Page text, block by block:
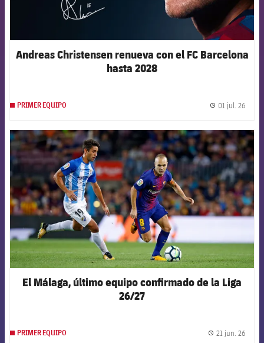
Andreas Christensen renueva con el FC Barcelona
hasta 2028
PRIMER EQUIPO 01 jul. 26
FCB Barcelona badge
El Málaga, último equipo confirmado de la Liga
26/27
PRIMER EQUIPO 21 jun. 26